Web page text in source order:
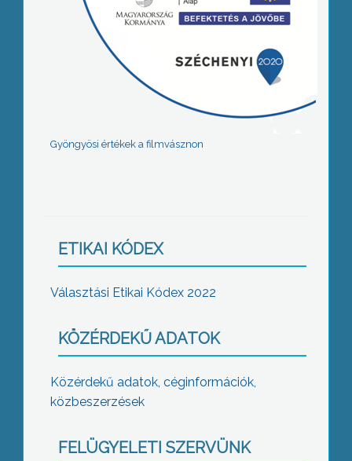
Gyöngyösi értékek a filmvásznon
ETIKAI KÓDEX
Választási Etikai Kódex 2022
KÖZÉRDEKŰ ADATOK
Közérdekű adatok, céginformációk,
közbeszerzések
FELÜGYELETI SZERVÜNK